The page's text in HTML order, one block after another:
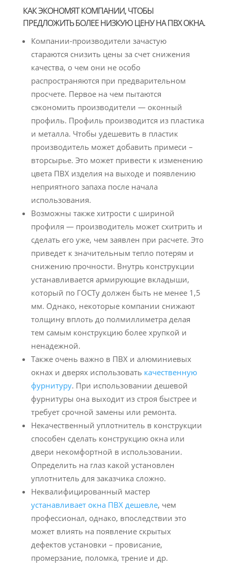
КАК ЭКОНОМЯТ КОМПАНИИ, ЧТОБЫ
ПРЕДЛОЖИТЬ БОЛЕЕ НИЗКУЮ ЦЕНУ НА ПВХ ОКНА.
Компании-производители зачастую
стараются снизить цены за счет снижения
качества, о чем они не особо
распространяются при предварительном
просчете. Первое на чем пытаются
сэкономить производители — оконный
профиль. Профиль производится из пластика
и металла. Чтобы удешевить в пластик
производитель может добавить примеси –
вторсырье. Это может привести к изменению
цвета ПВХ изделия на выходе и появлению
неприятного запаха после начала
использования.
Возможны также хитрости с шириной
профиля — производитель может схитрить и
сделать его уже, чем заявлен при расчете. Это
приведет к значительным тепло потерям и
снижению прочности. Внутрь конструкции
устанавливается армирующие вкладыши,
который по ГОСТу должен быть не менее 1,5
мм. Однако, некоторые компании снижают
толщину вплоть до полмиллиметра делая
тем самым конструкцию более хрупкой и
ненадежной.
Также очень важно в ПВХ и алюминиевых
окнах и дверях использовать качественную
фурнитуру. При использовании дешевой
фурнитуры она выходит из строя быстрее и
требует срочной замены или ремонта.
Некачественный уплотнитель в конструкции
способен сделать конструкцию окна или
двери некомфортной в использовании.
Определить на глаз какой установлен
уплотнитель для заказчика сложно.
Неквалифицированный мастер
устанавливает окна ПВХ дешевле, чем
профессионал, однако, впоследствии это
может влиять на появление скрытых
дефектов установки – провисание,
промерзание, поломка, трение и др.